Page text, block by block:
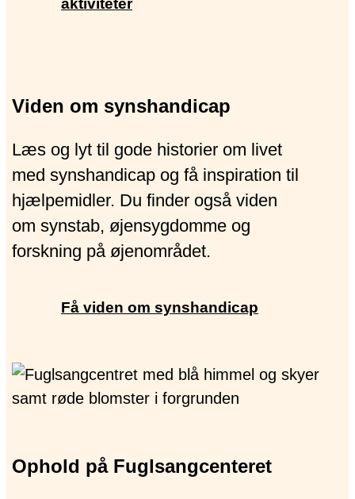
aktiviteter
Viden om synshandicap
Læs og lyt til gode historier om livet
med synshandicap og få inspiration til
hjælpemidler. Du finder også viden
om synstab, øjensygdomme og
forskning på øjenområdet.
Få viden om synshandicap
Ophold på Fuglsangcenteret